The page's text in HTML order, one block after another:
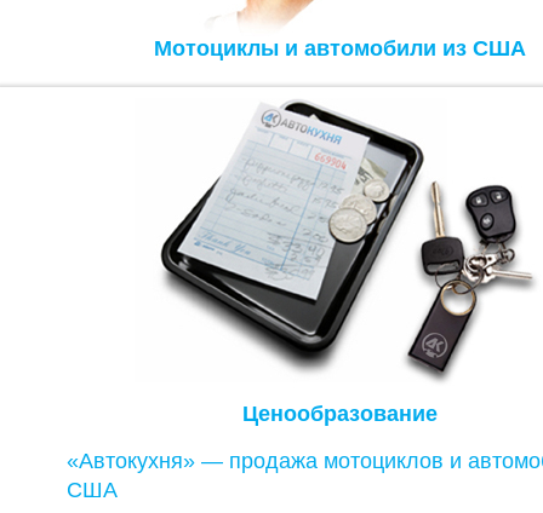
Мотоциклы и автомобили из США
Ценообразование
«Автокухня» — продажа мотоциклов и
США